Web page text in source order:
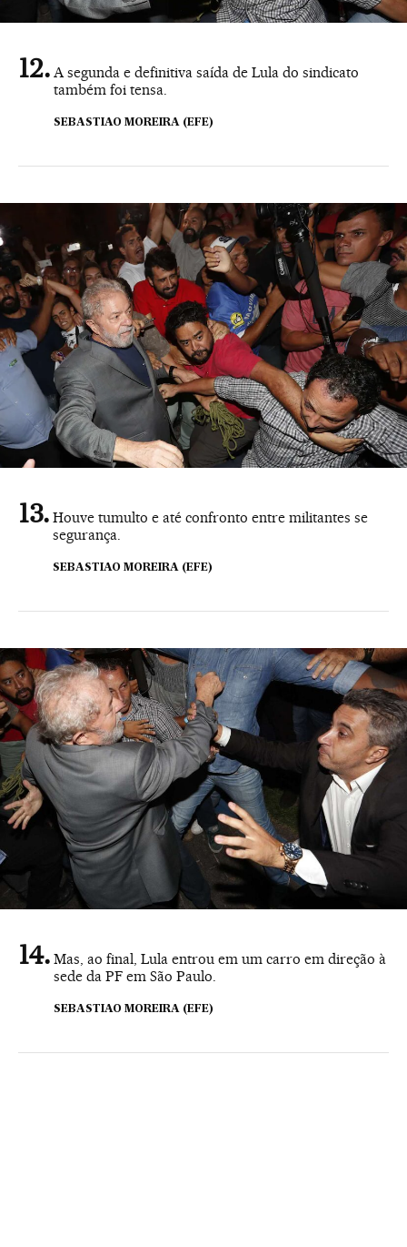
A segunda e definitiva saída de Lula do sindicato
também foi tensa.
SEBASTIAO MOREIRA (EFE)
Houve tumulto e até confronto entre militantes se
segurança.
SEBASTIAO MOREIRA (EFE)
Mas, ao final, Lula entrou em um carro em direção à
sede da PF em São Paulo.
SEBASTIAO MOREIRA (EFE)